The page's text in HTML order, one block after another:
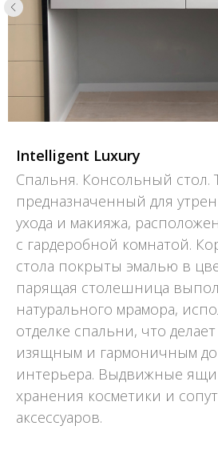
Intelligent Luxury
Спальня. Консольный стол.
предназначенный для
ухода и макияжа,
с гардеробной комнатой.
стола покрыты эмалью в
парящая столешница
натурального мрамора,
отделке спальни, что
изящным и гармоничным
интерьера. Выдвижные
хранения косметики и
аксессуаров.